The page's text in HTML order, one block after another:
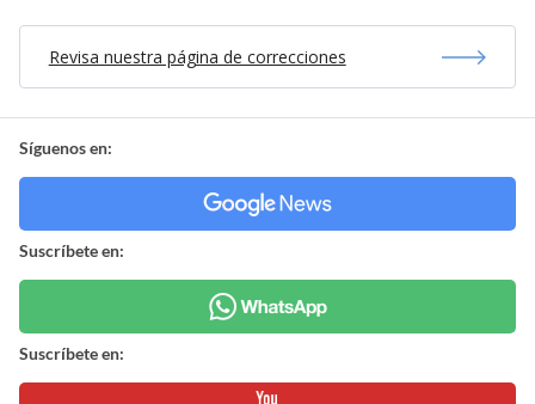
Revisa nuestra página de correcciones
Síguenos en:
Suscríbete en:
Suscríbete en: